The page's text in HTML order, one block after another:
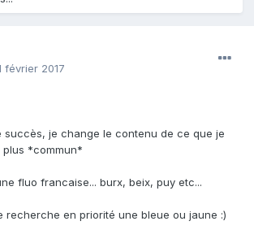
février 2017
succès, je change le contenu de ce que je
*commun*
fluo francaise... burx, beix, puy etc...
recherche en priorité une bleue ou jaune :)